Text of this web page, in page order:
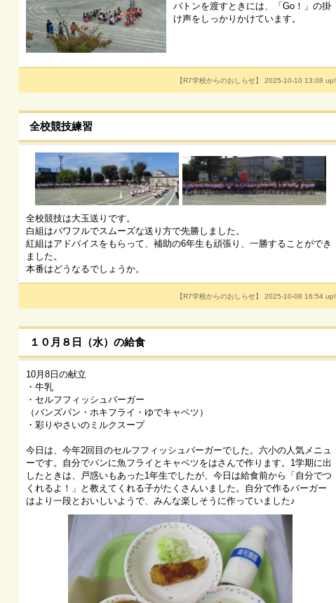
バトンを渡すときには、「Go！」の掛
け声をしっかりかけています。
【R7学校からのおしらせ】 2025-10-10 13:08 up!
全校競技練習
全校競技は大玉送りです。
白組はパワフルでスムーズな送り方で先勝しました。
紅組はアドバイスをもらって、補助の6年生も頑張り、一勝することができ
ました。
本番はどうなるでしょうか。
【R7学校からのおしらせ】 2025-10-08 16:54 up!
１０月８日（水）の給食
10月8日の献立
・牛乳
・セルフフィッシュバーガー
（バンズパン・ホキフライ・ゆでキャベツ）
・彩りやさいのミルクスープ
今日は、今年2回目のセルフフィッシュバーガーでした。六小の人気メニュ
ーです。自分でパンに魚フライとキャベツをはさんで作ります。1学期に出
したときは、戸惑いもあった1年生でしたが、今日は給食前から「自分でつ
くれるよ！」と教えてくれる子がたくさんいました。自分で作るバーガー
はより一段とおいしいようで、みんな楽しそうに作っていました♪